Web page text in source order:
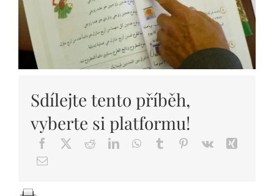
DARY
Sdílejte tento příběh,
vyberte si platformu!